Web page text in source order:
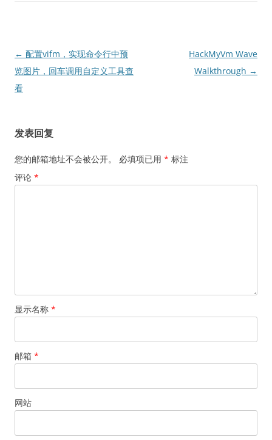
文
章
导
← 配置vifm，实现命令行中预
览图片，回车调用自定义工具查
看
HackMyVm Wave
Walkthrough →
发表回复
您的邮箱地址不会被公开。 必填项已用 * 标注
评论 *
显示名称 *
邮箱 *
网站